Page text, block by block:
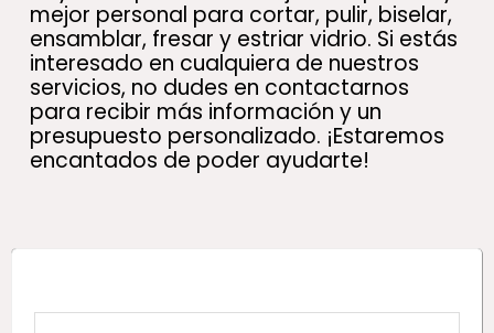
mejor personal para cortar, pulir, biselar,
ensamblar, fresar y estriar vidrio. Si estás
interesado en cualquiera de nuestros
servicios, no dudes en contactarnos
para recibir más información y un
presupuesto personalizado. ¡Estaremos
encantados de poder ayudarte!